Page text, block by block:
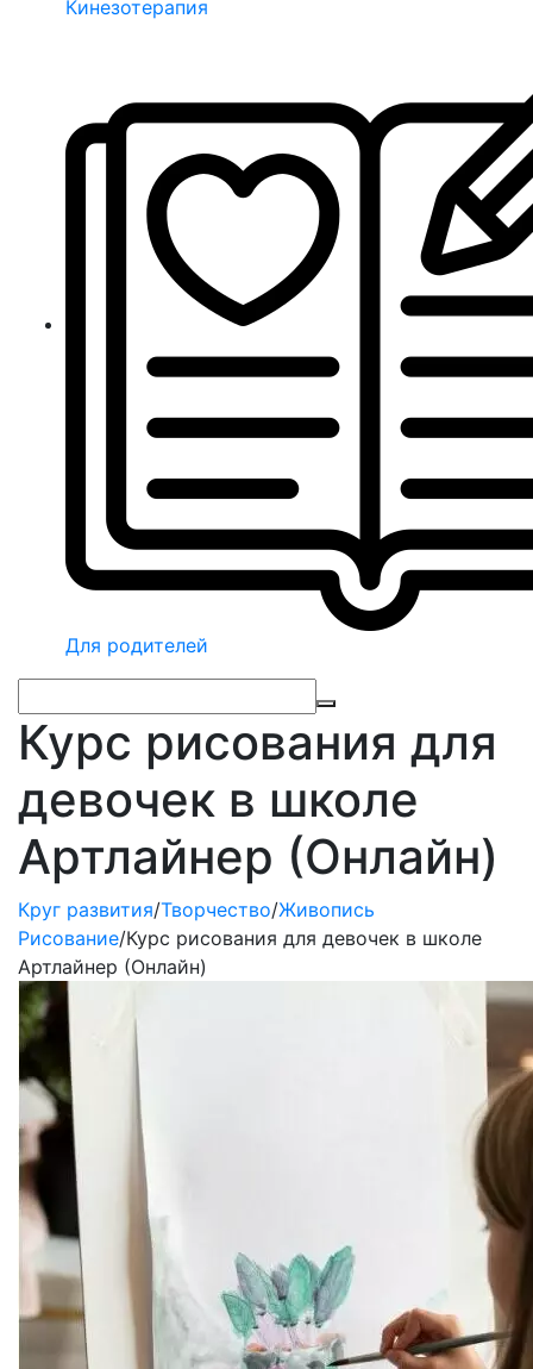
Кинезотерапия
Для родителей
Курс рисования для
девочек в школе
Артлайнер (Онлайн)
Круг развития/Творчество/Живопись
Рисование/Курс рисования для девочек в школе
Артлайнер (Онлайн)